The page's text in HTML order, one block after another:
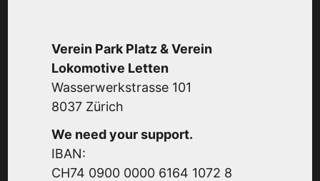
Verein Park Platz & Verein
Lokomotive Letten
Wasserwerkstrasse 101
8037 Zürich
We need your support.
IBAN:
CH74 0900 0000 6164 1072 8